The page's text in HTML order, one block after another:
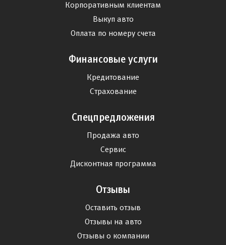
Корпоративным клиентам
Выкуп авто
Оплата по номеру счета
Финансовые услуги
Кредитование
Страхование
Спецпредложения
Продажа авто
Сервис
Дисконтная программа
Отзывы
Оставить отзыв
Отзывы на авто
Отзывы о компании